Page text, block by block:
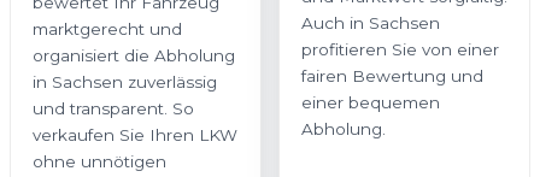
marktgerecht und
organisiert die Abholung
in Sachsen zuverlässig
und transparent. So
verkaufen Sie Ihren LKW
ohne unnötigen
Auch in Sachsen
profitieren Sie von einer
fairen Bewertung und
einer bequemen
Abholung.